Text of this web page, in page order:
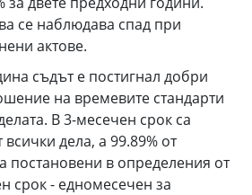
се наблюдава спад при
актове.
съдът е постигнал добри
на времевите стандарти
В 3-месечен срок са
дела, а 99.89% от
постановени в определения от
срок - едномесечен за